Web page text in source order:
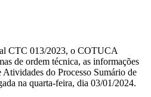
CTC 013/2023, o COTUCA
de ordem técnica, as informações
do Processo Sumário de
na quarta-feira, dia 03/01/2024.